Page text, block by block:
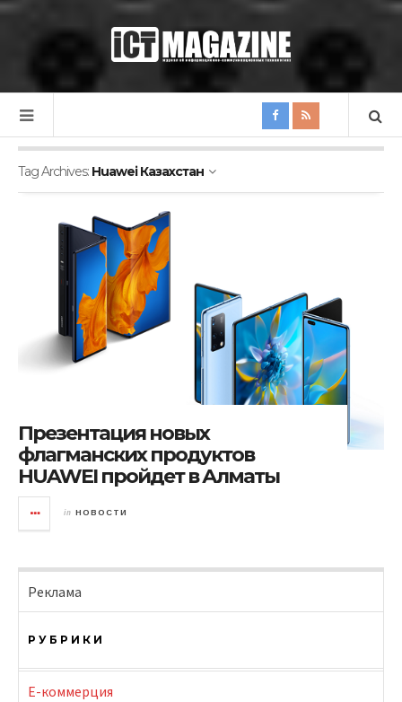
Tag Archives: Huawei Казахстан
Презентация новых
флагманских продуктов
HUAWEI пройдет в Алматы
in НОВОСТИ
Реклама
РУБРИКИ
E-коммерция